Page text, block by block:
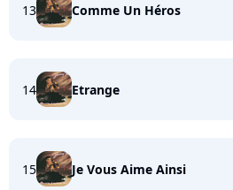
13 Comme Un Héros
14 Etrange
15 Je Vous Aime Ainsi